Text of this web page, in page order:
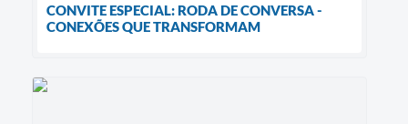
CONVITE ESPECIAL: RODA DE CONVERSA -
CONEXÕES QUE TRANSFORMAM